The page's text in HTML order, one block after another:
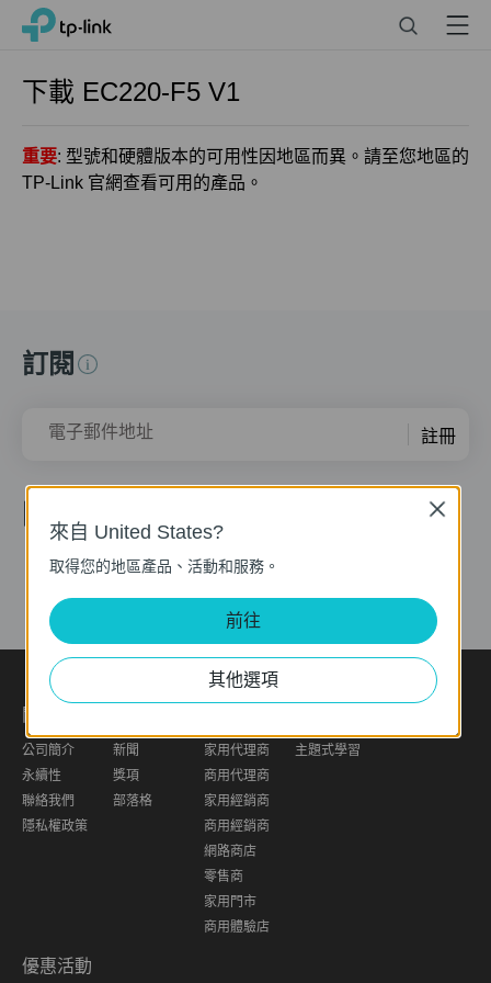
Click
navigation
TP-Link, Reliably Smart Menu
下載 EC220-F5 V1
重要: 型號和硬體版本的可用性因地區而異。請至您地區的
TP-Link 官網查看可用的產品。
訂閱
電子郵件地址 註冊
關注我們
關於我們
公司簡介
永續性
聯絡我們
隱私權政策
新聞
獎項
部落格
家用代理商
商用代理商
家用經銷商
商用經銷商
網路商店
零售商
家用門市
商用體驗店
主題式學習
優惠活動
來自 United States?
取得您的地區產品、活動和服務。
前往
其他選項
Close